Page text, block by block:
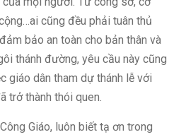
cũng đều phải tuân thủ
bảo an toàn cho bản thân và
thánh đường, yêu cầu này cũng
giáo dân tham dự thánh lễ với
trở thành thói quen.
Giáo, luôn biết tạ ơn trong